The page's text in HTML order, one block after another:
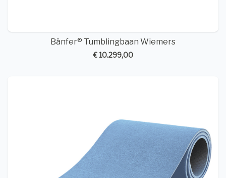
Bänfer® Tumblingbaan Wiemers
€ 10.299,00